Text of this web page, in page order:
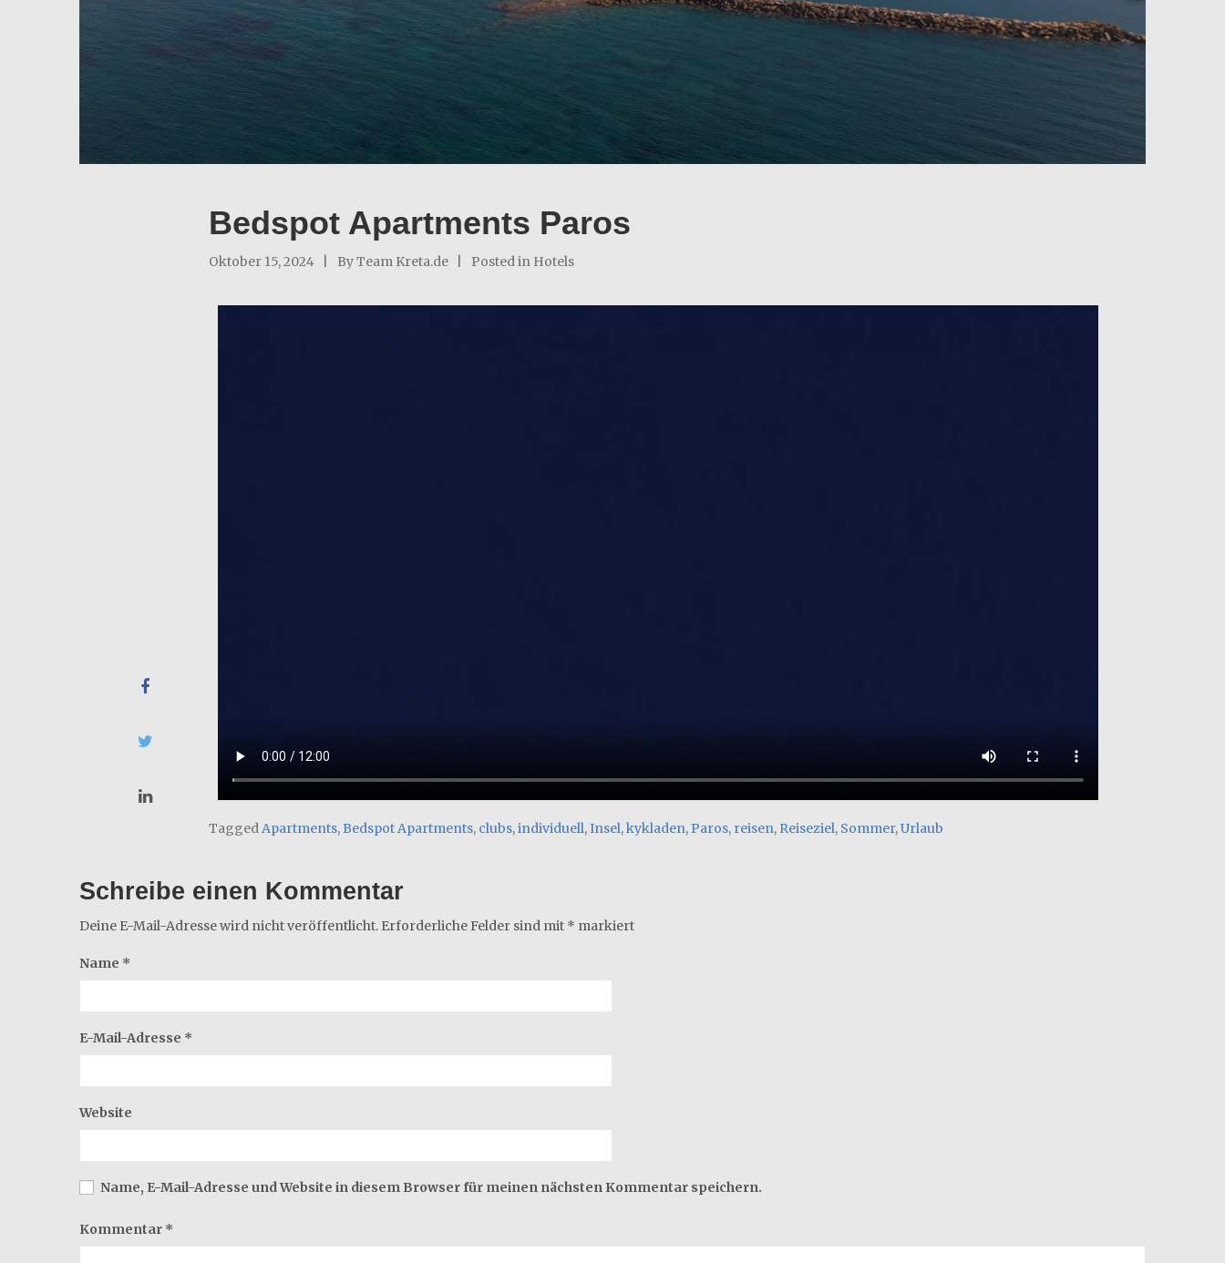
Bedspot Apartments Paros
Oktober 15, 2024 ByTeam Kreta.de Posted in Hotels
TaggedApartments, Bedspot Apartments, clubs,individuell,Insel,kykladen, Paros, reisen, Reiseziel, Sommer,Urlaub
Schreibe einen Kommentar
Deine E-Mail-Adresse wird nicht veröffentlicht. Erforderliche Felder sind mit * markiert
Name *
E-Mail-Adresse *
Website
Name, E-Mail-Adresse und Website in diesem Browser für meinen nächsten Kommentar speichern.
Kommentar *